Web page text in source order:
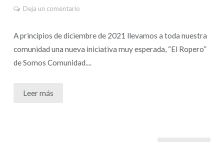
Deja un comentario
A principios de diciembre de 2021 llevamos a toda nuestra
comunidad una nueva iniciativa muy esperada, “El Ropero”
de Somos Comunidad....
Leer más